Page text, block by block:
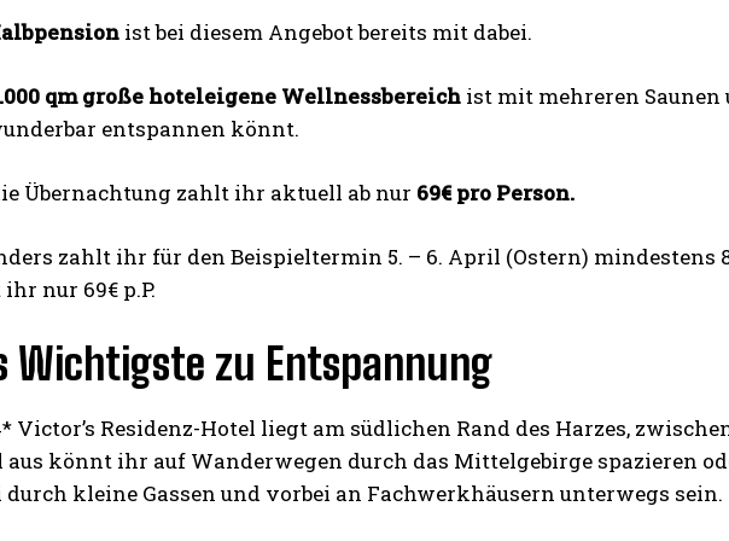
ist bei diesem Angebot bereits mit dabei.
qm große hoteleigene Wellnessbereich ist mit mehreren Saunen
entspannen könnt.
Übernachtung zahlt ihr aktuell ab nur 69€ pro Person.
zahlt ihr für den Beispieltermin 5. – 6. April (Ostern) mindestens
nur 69€ p.P.
Wichtigste zu Entspannung
Victor’s Residenz-Hotel liegt am südlichen Rand des Harzes,
aus könnt ihr auf Wanderwegen durch das Mittelgebirge spazieren
durch kleine Gassen und vorbei an Fachwerkhäusern unterwegs sein.